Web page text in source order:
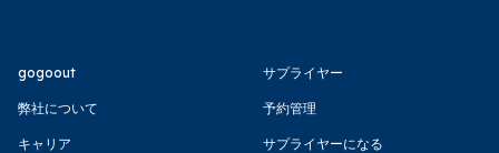
gogoout
弊社について
キャリア
サプライヤー
予約管理
サプライヤーになる